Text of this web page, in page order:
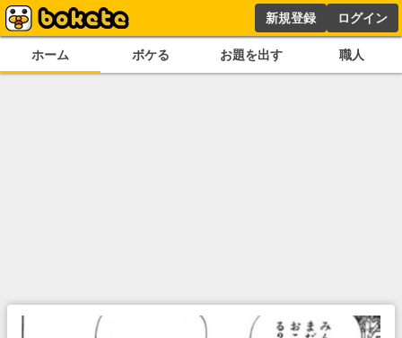
新規登録 ログイン
ホーム ボケる お題を出す 職人